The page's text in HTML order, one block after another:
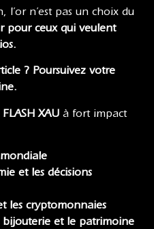
l’or n’est pas un choix du
pour ceux qui veulent
? Poursuivez votre
FLASH XAU à fort impact
et les décisions
les cryptomonnaies
bijouterie et le patrimoine